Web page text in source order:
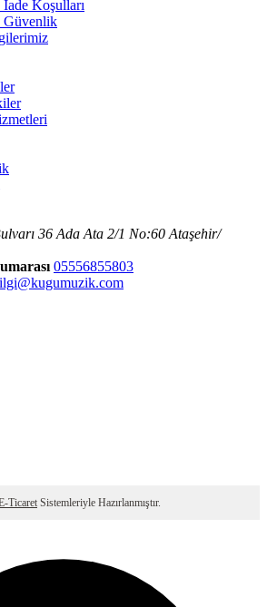
Koşulları
36 Ada Ata 2/1 No:60 Ataşehir/
05556855803
Ticaret Sistemleriyle Hazırlanmıştır.